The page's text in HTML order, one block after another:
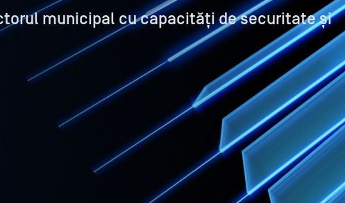
municipal cu capacități de securitate și